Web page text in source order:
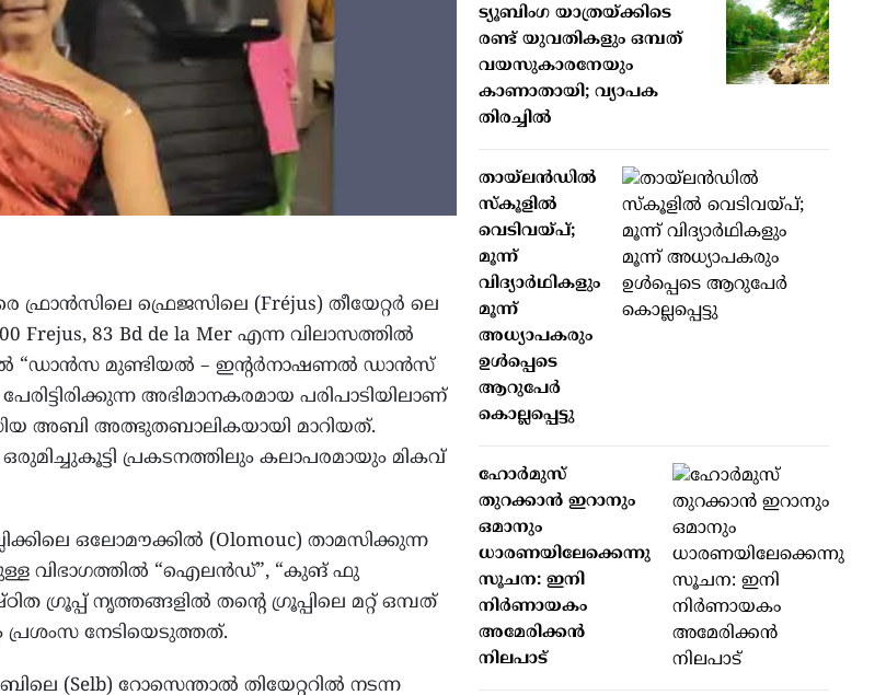
ഫ്രെജസിലെ (Fréjus) തീയേറ്റർ ലെ
Frejus, 83 Bd de la Mer എന്ന വിലാസത്തിൽ
“ഡാൻസ മുണ്ടിയൽ – ഇന്റർനാഷണൽ ഡാൻസ്
അഭിമാനകരമായ പരിപാടിയിലാണ്
അബി അത്ഭുതബാലികയായി മാറിയത്.
പ്രകടനത്തിലും കലാപരമായും മികവ്
ഒലോമൗക്കിൽ (Olomouc) താമസിക്കുന്ന
വിഭാഗത്തിൽ “ഐലൻഡ്”, “കുങ് ഫു
ഗ്രൂപ്പ് നൃത്തങ്ങളിൽ തന്റെ ഗ്രൂപ്പിലെ മറ്റ് ഒമ്പത്
പ്രശംസ നേടിയെടുത്തത്.
(Selb) റോസെന്താൽ തിയേറ്ററിൽ നടന്ന
ട്യൂബിംഗ യാത്രയ്ക്കിടെ
രണ്ട് യുവതികളും ഒമ്പത്
വയസുകാരനേയും
കാണാതായി; വ്യാപക
തിരച്ചില്‍
തായ്ലന്‍ഡില്‍
സ്‌കൂളില്‍
വെടിവയ്പ്;
മൂന്ന്
വിദ്യാര്‍ഥികളും
മൂന്ന്
അധ്യാപകരും
ഉള്‍പ്പെടെ
ആറുപേര്‍
കൊല്ലപ്പെട്ടു
ഹോര്‍മുസ്
തുറക്കാന്‍ ഇറാനും
ഒമാനും
ധാരണയിലേക്കെന്നു
സൂചന: ഇനി
നിര്‍ണായകം
അമേരിക്കന്‍
നിലപാട്